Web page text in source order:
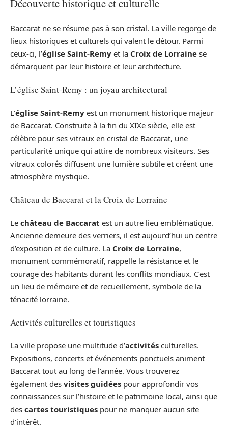
Découverte historique et culturelle
Baccarat ne se résume pas à son cristal. La ville regorge de
lieux historiques et culturels qui valent le détour. Parmi
ceux-ci, l’église Saint-Remy et la Croix de Lorraine se
démarquent par leur histoire et leur architecture.
L’église Saint-Remy : un joyau architectural
L’église Saint-Remy est un monument historique majeur
de Baccarat. Construite à la fin du XIXe siècle, elle est
célèbre pour ses vitraux en cristal de Baccarat, une
particularité unique qui attire de nombreux visiteurs. Ses
vitraux colorés diffusent une lumière subtile et créent une
atmosphère mystique.
Château de Baccarat et la Croix de Lorraine
Le château de Baccarat est un autre lieu emblématique.
Ancienne demeure des verriers, il est aujourd’hui un centre
d’exposition et de culture. La Croix de Lorraine,
monument commémoratif, rappelle la résistance et le
courage des habitants durant les conflits mondiaux. C’est
un lieu de mémoire et de recueillement, symbole de la
ténacité lorraine.
Activités culturelles et touristiques
La ville propose une multitude d’activités culturelles.
Expositions, concerts et événements ponctuels animent
Baccarat tout au long de l’année. Vous trouverez
également des visites guidées pour approfondir vos
connaissances sur l’histoire et le patrimoine local, ainsi que
des cartes touristiques pour ne manquer aucun site
d’intérêt.